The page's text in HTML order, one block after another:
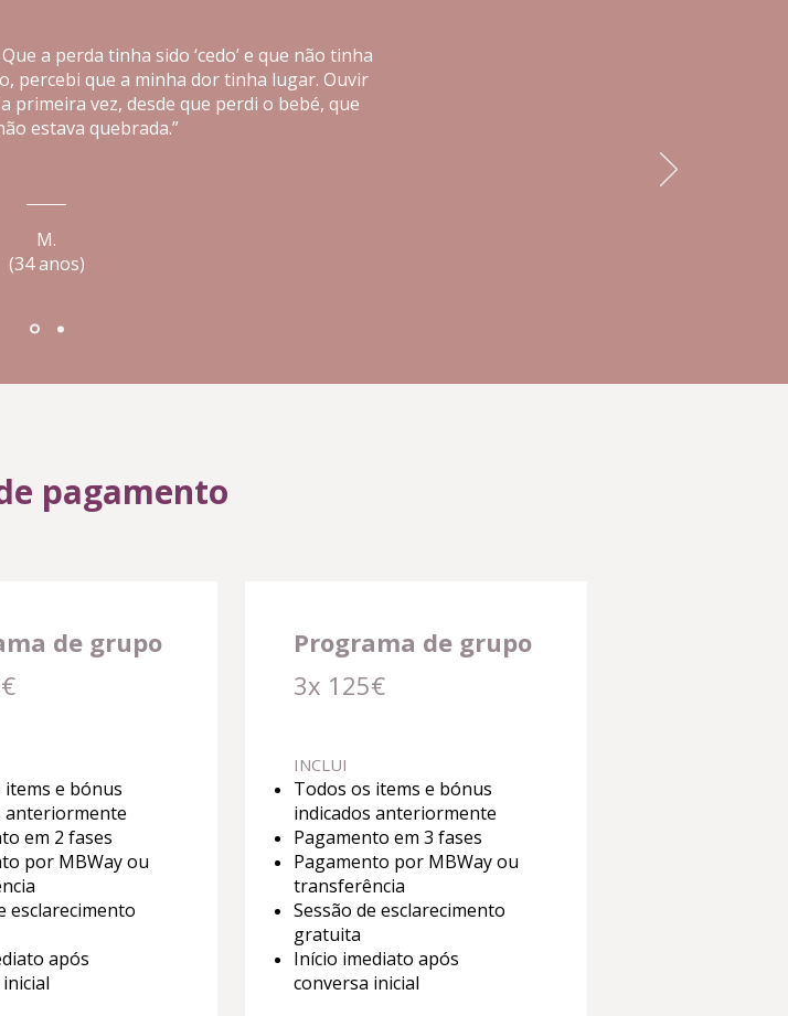
Que a perda tinha sido ‘cedo’ e que não tinha
percebi que a minha dor tinha lugar. Ouvir
primeira vez, desde que perdi o bebé, que
estava quebrada.”
M.
(34 anos)
pagamento
de grupo
items e bónus
anteriormente
em 2 fases
por MBWay ou
esclarecimento
após
Programa de grupo
3x 125€
INCLUI
Todos os items e bónus
indicados anteriormente
Pagamento em 3 fases
Pagamento por MBWay ou
transferência
Sessão de esclarecimento
gratuita
Início imediato após
conversa inicial